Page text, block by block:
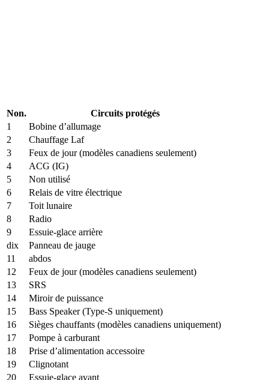
Non.
Circuits protégés
1
Bobine d’allumage
2
Chauffage Laf
3
Feux de jour (modèles canadiens seulement)
4
ACG (IG)
5
Non utilisé
6
Relais de vitre électrique
7
Toit lunaire
8
Radio
9
Essuie-glace arrière
dix
Panneau de jauge
11
abdos
12
Feux de jour (modèles canadiens seulement)
13
SRS
14
Miroir de puissance
15
Bass Speaker (Type-S uniquement)
16
Sièges chauffants (modèles canadiens uniquement)
17
Pompe à carburant
18
Prise d’alimentation accessoire
19
Clignotant
20
Essuie-glace avant